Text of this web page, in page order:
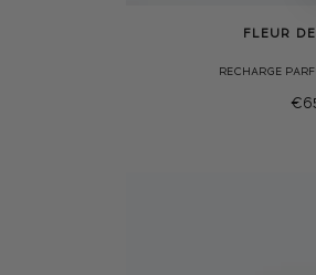
FLEUR
RECHARGE